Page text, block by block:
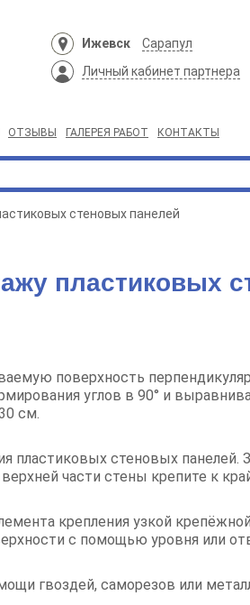
Ижевск
Сарапул
Личный кабинет партнера
ОТЗЫВЫ ГАЛЕРЕЯ РАБОТ КОНТАКТЫ
стеновых панелей
пластиковых
поверхность
углов в 90° и
см.
пластиковых стеновых
части стены крепите к
крепления узкой
с помощью уровня или
гвоздей, саморезов или